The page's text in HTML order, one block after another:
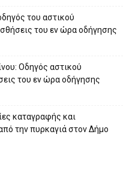
του αστικού
του εν ώρα οδήγησης
Οδηγός αστικού
του εν ώρα οδήγησης
καταγραφής και
την πυρκαγιά στον Δήμο